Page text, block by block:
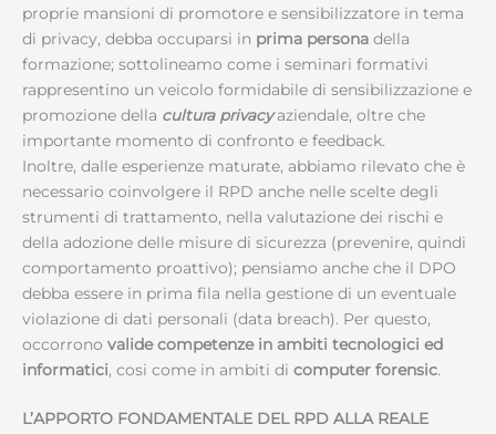
proprie mansioni di promotore e sensibilizzatore in tema
di privacy, debba occuparsi in prima persona della
formazione; sottolineamo come i seminari formativi
rappresentino un veicolo formidabile di sensibilizzazione e
promozione della cultura privacyaziendale, oltre che
importante momento di confronto e feedback.
Inoltre, dalle esperienze maturate, abbiamo rilevato che è
necessario coinvolgere il RPD anche nelle scelte degli
strumenti di trattamento, nella valutazione dei rischi e
della adozione delle misure di sicurezza (prevenire, quindi
comportamento proattivo); pensiamo anche che il DPO
debba essere in prima fila nella gestione di un eventuale
violazione di dati personali (data breach). Per questo,
occorrono valide competenze in ambiti tecnologici ed
informatici, cosi come in ambiti di computer forensic.
L’APPORTO FONDAMENTALE DEL RPD ALLA REALE